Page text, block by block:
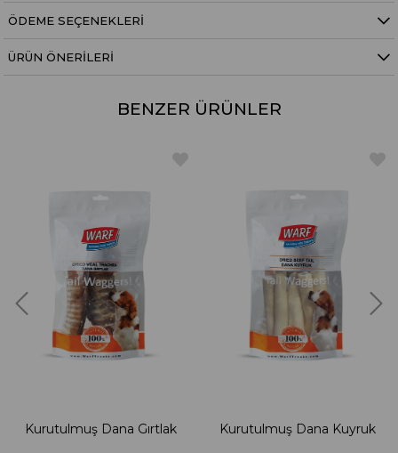
ÖDEME SEÇENEKLERI
ÜRÜN ÖNERILERI
BENZER ÜRÜNLER
Dana Gırtlak Kurutulmuş Dana Kuyruk